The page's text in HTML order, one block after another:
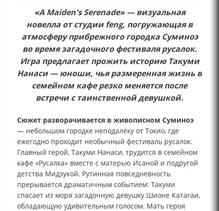
«A Maiden's Serenade» — визуальная
новелла от студии feng, погружающая в
атмосферу прибрежного городка Суминоэ
во время загадочного фестиваля русалок.
Игра предлагает прожить историю Такуми
Нанаси — юноши, чья размеренная жизнь в
семейном кафе резко меняется после
встречи с таинственной девушкой.
Сюжет разворачивается в живописном Суминоэ
— небольшом городке неподалёку от Токио, где
ежегодно проходит необычный фестиваль русалок.
Главный герой, Такуми Нанаси, трудится в семейном
кафе «Русалка» вместе с матерью Исаной и подругой
детства Мидзукой. Рутинная повседневность
прерывается драматичным событием: Такуми
спасает из моря загадочную девушку Шионе Катагаи,
обладающую удивительным голосом. Мать героя